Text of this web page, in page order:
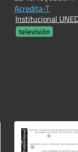
Acredita-T
Institucional
televisión